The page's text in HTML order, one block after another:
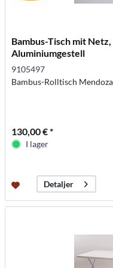
Bambus-Tisch mit
Aluminiumgestell
9105497
Bambus-Rolltisch
130,00 € *
I lager
Detaljer